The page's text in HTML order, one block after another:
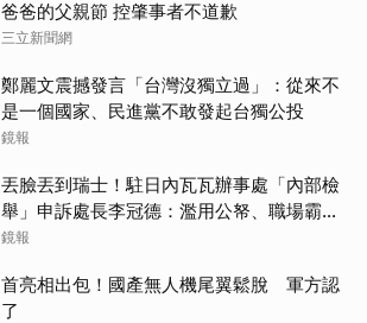
爸爸的父親節 控肇事者不道歉
三立新聞網
鄭麗文震撼發言「台灣沒獨立過」：從來不
是一個國家、民進黨不敢發起台獨公投
鏡報
丟臉丟到瑞士！駐日內瓦瓦辦事處「內部檢
舉」申訴處長李冠德：濫用公帑、職場霸
凌、超速仔拒繳罰單 外交部要查了
鏡報
首亮相出包！國產無人機尾翼鬆脫 軍方認
了